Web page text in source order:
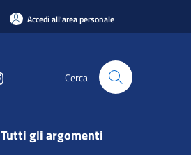
Accedi all'area personale
Cerca
Tutti gli argomenti